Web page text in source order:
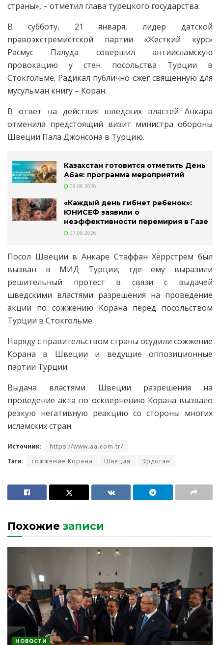
страны», – отметил глава турецкого государства.
В субботу, 21 января, лидер датской
правоэкстремистской партии «Жесткий курс»
Расмус Палуда совершил антиисламскую
провокацию у стен посольства Турции в
Стокгольме. Радикал публично сжег священную для
мусульман книгу – Коран.
В ответ на действия шведских властей Анкара
отменила предстоящий визит министра обороны
Швеции Пала Джонсона в Турцию.
Казахстан готовится отметить День
Абая: программа мероприятий
08.08.2026
«Каждый день гибнет ребенок»:
ЮНИСЕФ заявили о
неэффективности перемирия в Газе
07.08.2026
Посол Швеции в Анкаре Стаффан Хёррстрем был
вызван в МИД Турции, где ему выразили
решительный протест в связи с выдачей
шведскими властями разрешения на проведение
акции по сожжению Корана перед посольством
Турции в Стокгольме.
Наряду с правительством страны осудили сожжение
Корана в Швеции и ведущие оппозиционные
партии Турции.
Выдача властями Швеции разрешения на
проведение акта по осквернению Корана вызвало
резкую негативную реакцию со стороны многих
исламских стран.
Источник:
https://www.aa.com.tr/
Тэги:
сожжение Корана Швеция Эрдоган
Похожие записи
НОВОСТИ